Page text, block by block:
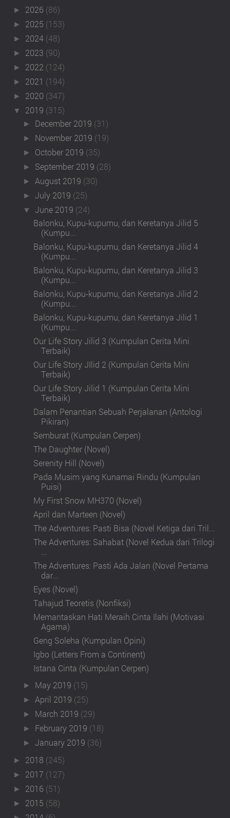
► 2026 (86)
► 2025 (153)
► 2024 (48)
► 2023 (90)
► 2022 (124)
► 2021 (194)
► 2020 (347)
▼ 2019 (315)
► December 2019 (31)
► November 2019 (19)
► October 2019 (35)
► September 2019 (28)
►August 2019 (30)
►July 2019 (25)
▼June 2019 (24)
Balonku, Kupu-kupumu, dan Keretanya Jilid 5
(Kumpu...
Balonku, Kupu-kupumu, dan Keretanya Jilid 4
(Kumpu...
Balonku, Kupu-kupumu, dan Keretanya Jilid 3
(Kumpu...
Balonku, Kupu-kupumu, dan Keretanya Jilid 2
(Kumpu...
Balonku, Kupu-kupumu, dan Keretanya Jilid 1
(Kumpu...
Our Life Story Jilid 3 (Kumpulan Cerita Mini
Terbaik)
Our Life Story JIlid 2 (Kumpulan Cerita Mini
Terbaik)
Our Life Story Jilid 1 (Kumpulan Cerita Mini
Terbaik)
Dalam Penantian Sebuah Perjalanan (Antologi
Pikiran)
Semburat (Kumpulan Cerpen)
The Daughter (Novel)
Serenity Hill (Novel)
Pada Musim yang Kunamai Rindu (Kumpulan
Puisi)
My First Snow MH370 (Novel)
April dan Marteen (Novel)
The Adventures: Pasti Bisa (Novel Ketiga dari Tril...
The Adventures: Sahabat (Novel Kedua dari Trilogi
...
The Adventures: Pasti Ada Jalan (Novel Pertama
dar...
Eyes (Novel)
Tahajud Teoretis (Nonfiksi)
Memantaskan Hati Meraih Cinta Ilahi (Motivasi
Agama)
Geng Soleha (Kumpulan Opini)
Igbo (Letters From a Continent)
Istana Cinta (Kumpulan Cerpen)
► May 2019 (15)
►April 2019 (25)
► March 2019 (29)
► February 2019 (18)
►January 2019 (36)
► 2018 (245)
► 2017 (127)
► 2016 (51)
► 2015 (58)